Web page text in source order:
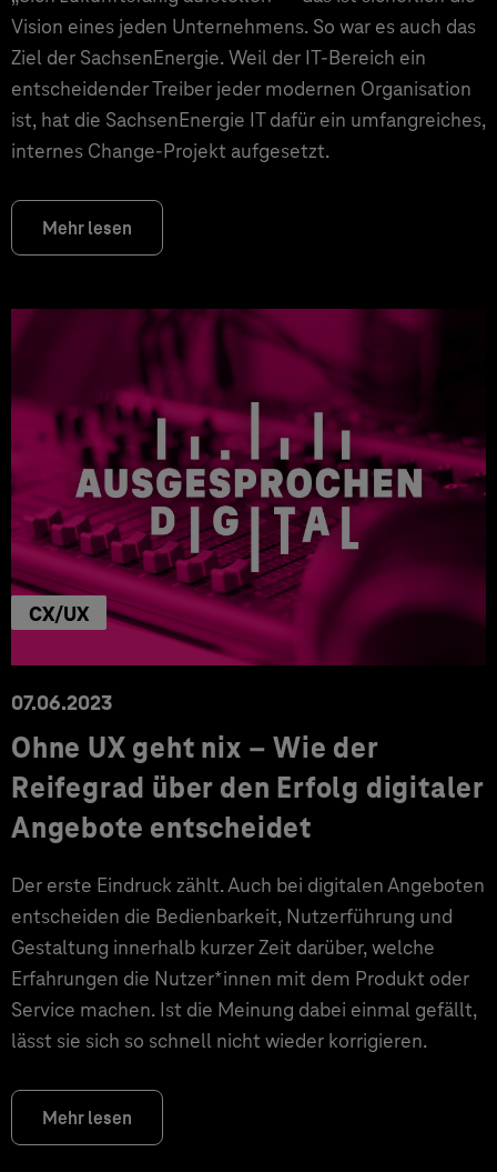
Vision eines jeden Unternehmens. So war es auch das
Ziel der SachsenEnergie. Weil der IT-Bereich ein
entscheidender Treiber jeder modernen Organisation
ist, hat die SachsenEnergie IT dafür ein umfangreiches,
internes Change-Projekt aufgesetzt.
Mehr lesen
CX/UX
07.06.2023
Ohne UX geht nix – Wie der
Reifegrad über den Erfolg digitaler
Angebote entscheidet
Der erste Eindruck zählt. Auch bei digitalen Angeboten
entscheiden die Bedienbarkeit, Nutzerführung und
Gestaltung innerhalb kurzer Zeit darüber, welche
Erfahrungen die Nutzer*innen mit dem Produkt oder
Service machen. Ist die Meinung dabei einmal gefällt,
lässt sie sich so schnell nicht wieder korrigieren.
Mehr lesen